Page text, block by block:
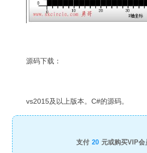
源码下载：
vs2015及以上版本。C#的源码。
支付 20 元或购买VIP会